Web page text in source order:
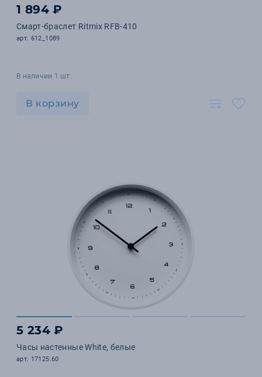
1 894 ₽
Смарт-браслет Ritmix RFB-410
арт. 612_1089
В наличии 1 шт.
В корзину
5 234 ₽
Часы настенные White, белые
арт. 17125.60